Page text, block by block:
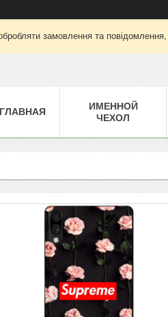
замовлення та
ГЛАВНАЯ
ИМЕННОЙ
ЧЕХОЛ